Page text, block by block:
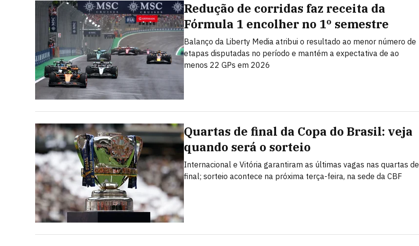
Redução de corridas faz receita da
Fórmula 1 encolher no 1º semestre
Balanço da Liberty Media atribui o resultado ao menor número de
etapas disputadas no período e mantém a expectativa de ao
menos 22 GPs em 2026
Quartas de final da Copa do Brasil: veja
quando será o sorteio
Internacional e Vitória garantiram as últimas vagas nas quartas de
final; sorteio acontece na próxima terça-feira, na sede da CBF